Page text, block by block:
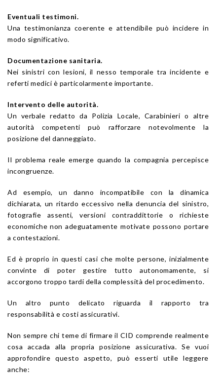
Eventuali testimoni.
Una testimonianza coerente e attendibile può incidere in
modo significativo.
Documentazione sanitaria.
Nei sinistri con lesioni, il nesso temporale tra incidente e
referti medici è particolarmente importante.
Intervento delle autorità.
Un verbale redatto da Polizia Locale, Carabinieri o altre
autorità competenti può rafforzare notevolmente la
posizione del danneggiato.
Il problema reale emerge quando la compagnia percepisce
incongruenze.
Ad esempio, un danno incompatibile con la dinamica
dichiarata, un ritardo eccessivo nella denuncia del sinistro,
fotografie assenti, versioni contraddittorie o richieste
economiche non adeguatamente motivate possono portare
a contestazioni.
Ed è proprio in questi casi che molte persone, inizialmente
convinte di poter gestire tutto autonomamente, si
accorgono troppo tardi della complessità del procedimento.
Un altro punto delicato riguarda il rapporto tra
responsabilità e costi assicurativi.
Non sempre chi teme di firmare il CID comprende realmente
cosa accada alla propria posizione assicurativa. Se vuoi
approfondire questo aspetto, può esserti utile leggere
anche: